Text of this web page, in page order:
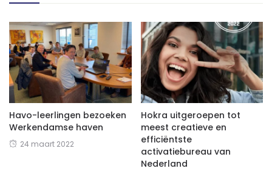
Havo-leerlingen bezoeken
Werkendamse haven
24 maart 2022
Hokra uitgeroepen tot
meest creatieve en
efficiëntste
activatiebureau van
Nederland